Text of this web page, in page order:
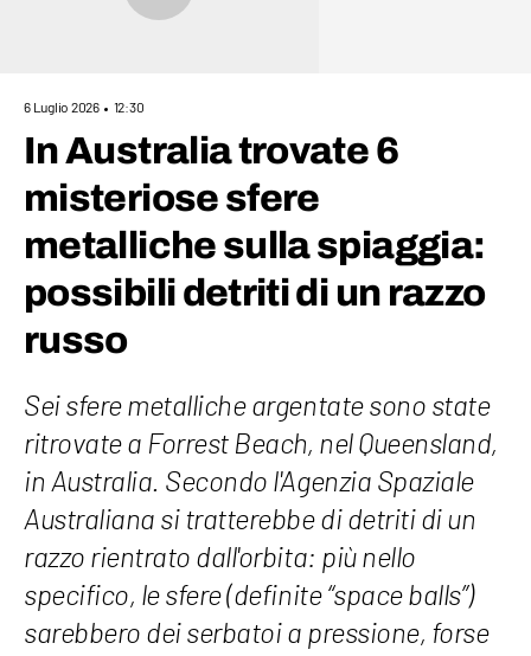
6 Luglio 2026 12:30
In Australia trovate 6
misteriose sfere
metalliche sulla spiaggia:
possibili detriti di un razzo
russo
Sei sfere metalliche argentate sono state
ritrovate a Forrest Beach, nel Queensland,
in Australia. Secondo l'Agenzia Spaziale
Australiana si tratterebbe di detriti di un
razzo rientrato dall'orbita: più nello
specifico, le sfere (definite “space balls”)
sarebbero dei serbatoi a pressione, forse